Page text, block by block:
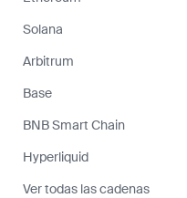
Solana
Arbitrum
Base
BNB Smart Chain
Hyperliquid
Ver todas las cadenas